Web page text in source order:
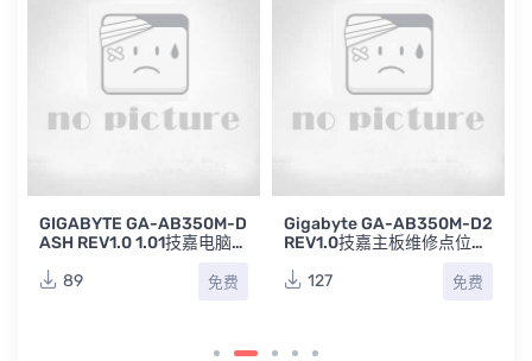
GIGABYTE GA-AB350M-D
ASH REV1.0 1.01技嘉电脑主
89
免费
Gigabyte GA-AB350M-D2
REV1.0技嘉主板维修点位图
127
免费